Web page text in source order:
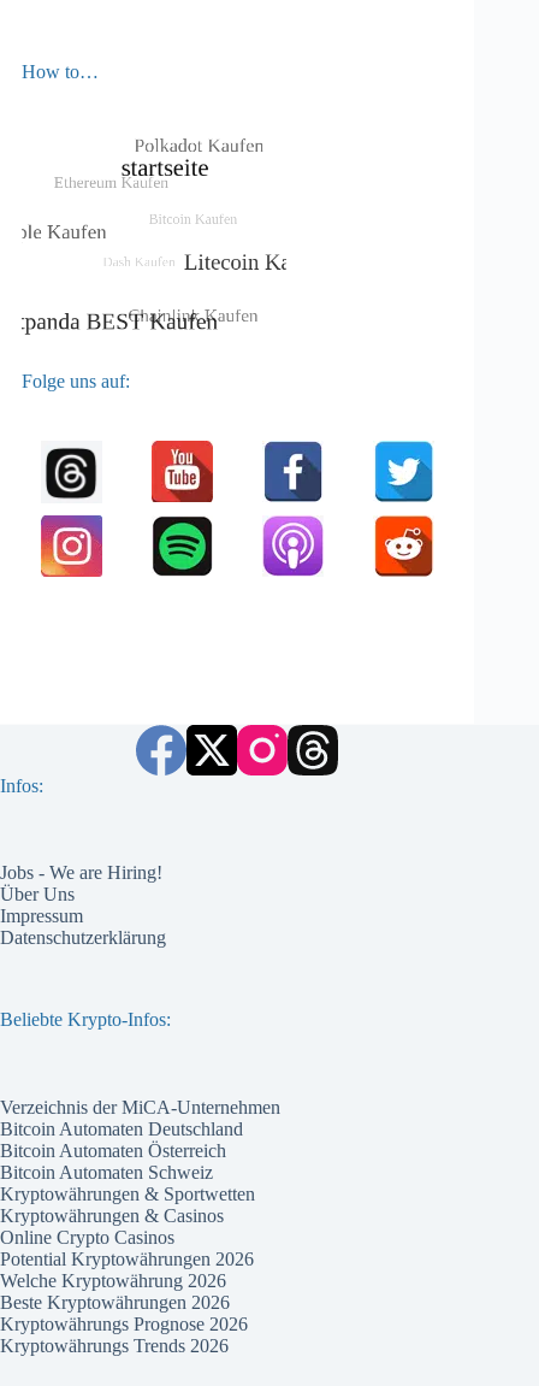
How to…
Folge uns auf:
Infos:
Jobs - We are Hiring!
Über Uns
Impressum
Datenschutzerklärung
Beliebte Krypto-Infos:
Verzeichnis der MiCA-Unternehmen
Bitcoin Automaten Deutschland
Bitcoin Automaten Österreich
Bitcoin Automaten Schweiz
Kryptowährungen & Sportwetten
Kryptowährungen & Casinos
Online Crypto Casinos
Potential Kryptowährungen 2026
Welche Kryptowährung 2026
Beste Kryptowährungen 2026
Kryptowährungs Prognose 2026
Kryptowährungs Trends 2026